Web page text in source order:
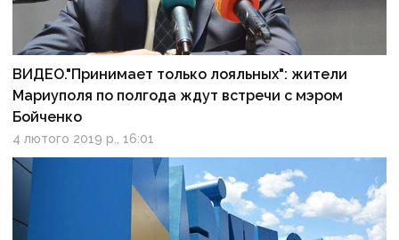
ВИДЕО."Принимает только лояльных": жители
Мариуполя по полгода ждут встречи с мэром
Бойченко
4 лютого 2019 р., 16:01